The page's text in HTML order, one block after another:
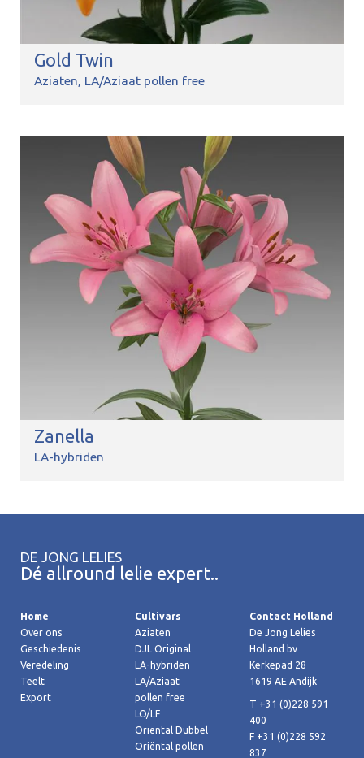
Gold Twin
Aziaten LA/Aziaat pollen free
Zanella
LA-hybriden
DE JONG LELIES
Dé allround lelie expert..
Home
Over ons
Geschiedenis
Veredeling
Teelt
Export
Cultivars
Aziaten
DJL Original
LA-hybriden
LA/Aziaat
pollen free
LO/LF
Oriëntal Dubbel
Oriëntal pollen
Contact Holland
De Jong Lelies
Holland bv
Kerkepad 28
1619 AE Andijk
T +31 (0)228 591
400
F +31 (0)228 592
837